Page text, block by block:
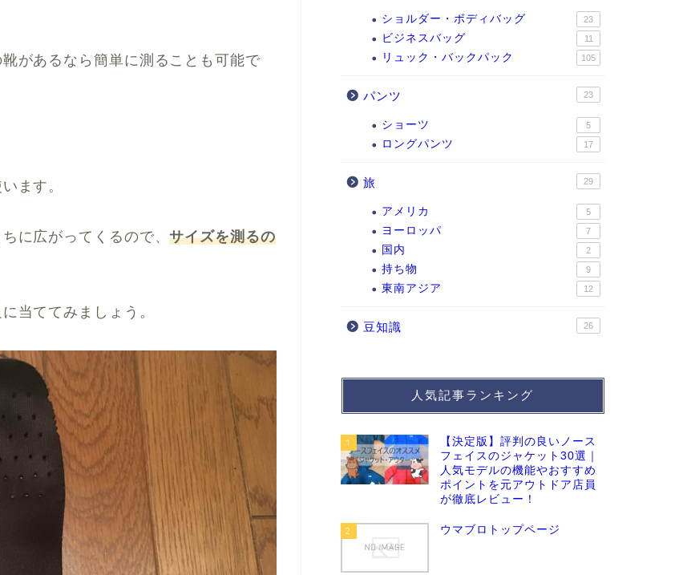
があるなら簡単に測ることも可能で
ます。
に広がってくるので、サイズを測るの
当ててみましょう。
ショルダー・ボディバッグ 23
ビジネスバッグ 11
リュック・バックパック 105
パンツ 23
ショーツ 5
ロングパンツ 17
旅 29
アメリカ 5
ヨーロッパ 7
国内 2
持ち物 9
東南アジア 12
豆知識 26
人気記事ランキング
1
【決定版】評判の良いノース
フェイスのジャケット30選｜
人気モデルの機能やおすすめ
ポイントを元アウトドア店員
が徹底レビュー！
2 ウマブロトップページ